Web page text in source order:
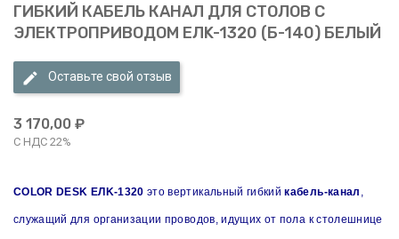
ГИБКИЙ КАБЕЛЬ КАНАЛ ДЛЯ СТОЛОВ С
ЭЛЕКТРОПРИВОДОМ EЛK-1320 (Б-140) БЕЛЫЙ
Оставьте свой отзыв
3 170,00 ₽
С НДС 22%
COLOR DESK EЛK-1320 это вертикальный гибкийкабель-канал
служащий для организации проводов, идущих от пола к столешнице